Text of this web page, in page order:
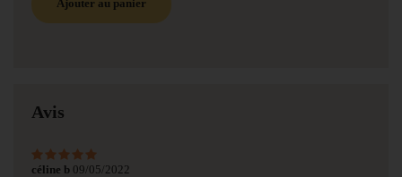
Ajouter au panier
Avis
céline b 09/05/2022